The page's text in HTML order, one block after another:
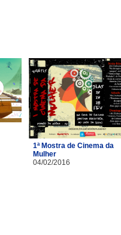
1ª Mostra de Cinema da
Mulher
04/02/2016